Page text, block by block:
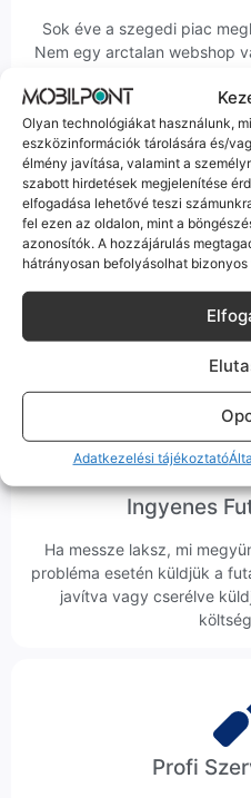
Olyan technológiákat használunk,
eszközinformációk tárolására és/
élmény javítása, valamint a
szabott hirdetések megjelenítése
elfogadása lehetővé teszi
fel ezen az oldalon, mint a
azonosítók. A hozzájárulás
hátrányosan befolyásolhat
Adatkezelési tájékoztató
Sok éve a szegedi piac
Nem egy arctalan webshop
minket
Korrekt
Hibázni emberi dolog, de a
Ha ritkán előfordul egy
veszik
Ingyenes
Ha messze laksz, mi
probléma esetén küldjük a
javítva vagy cserélve
Profi